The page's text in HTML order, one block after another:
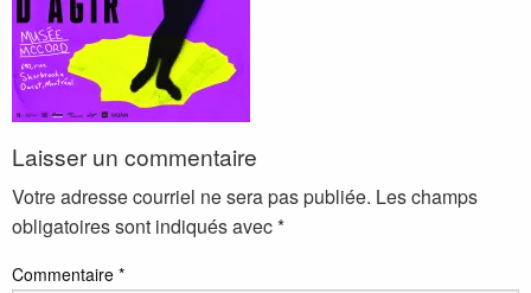
Laisser un commentaire
Votre adresse courriel ne sera pas publiée. Les champs
obligatoires sont indiqués avec*
Commentaire *